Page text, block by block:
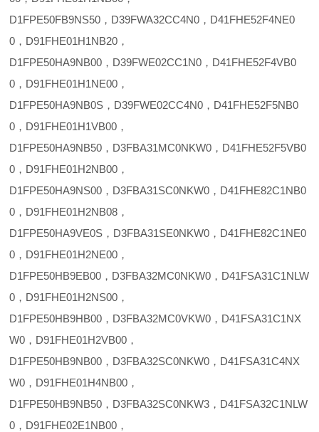
D1FPE50FB9NS50，D39FWA32CC4N0，D41FHE52F4NE0
0，D91FHE01H1NB20，
D1FPE50HA9NB00，D39FWE02CC1N0，D41FHE52F4VB0
0，D91FHE01H1NE00，
D1FPE50HA9NB0S，D39FWE02CC4N0，D41FHE52F5NB0
0，D91FHE01H1VB00，
D1FPE50HA9NB50，D3FBA31MC0NKW0，D41FHE52F5VB0
0，D91FHE01H2NB00，
D1FPE50HA9NS00，D3FBA31SC0NKW0，D41FHE82C1NB0
0，D91FHE01H2NB08，
D1FPE50HA9VE0S，D3FBA31SE0NKW0，D41FHE82C1NE0
0，D91FHE01H2NE00，
D1FPE50HB9EB00，D3FBA32MC0NKW0，D41FSA31C1NLW
0，D91FHE01H2NS00，
D1FPE50HB9HB00，D3FBA32MC0VKW0，D41FSA31C1NX
W0，D91FHE01H2VB00，
D1FPE50HB9NB00，D3FBA32SC0NKW0，D41FSA31C4NX
W0，D91FHE01H4NB00，
D1FPE50HB9NB50，D3FBA32SC0NKW3，D41FSA32C1NLW
0，D91FHE02E1NB00，